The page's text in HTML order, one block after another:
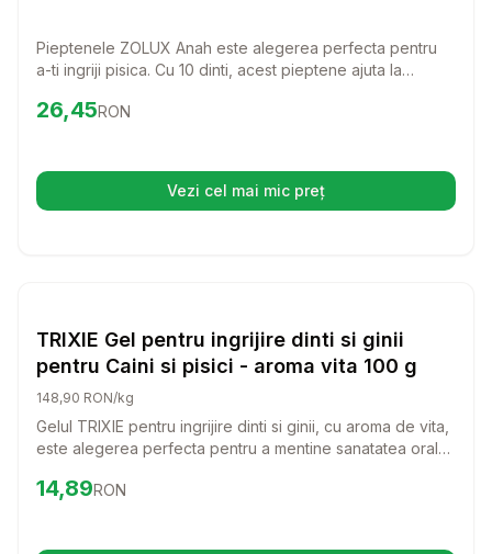
Pieptenele ZOLUX Anah este alegerea perfecta pentru
a-ti ingriji pisica. Cu 10 dinti, acest pieptene ajuta la
confort si stralucire pisicii tale.
Preț:26.45
26,45RON
Vezi cel mai mic preț(se deschide într-o filă nouă)
TRIXIE Gel pentru ingrijire dinti si ginii
pentru Caini si pisici - aroma vita 100 g
148,90 RON/kg
Gelul TRIXIE pentru ingrijire dinti si ginii, cu aroma de vita,
este alegerea perfecta pentru a mentine sanatatea orala
face ingrijirea dintilor o experienta placuta si usoara, atat
Preț:14.89
14,89RON